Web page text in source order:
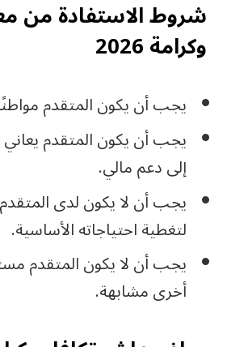
شروط الاستفادة من
وكرامة 2026
يجب أن يكون المتقدم
يجب أن يكون المتقدم يعاني
إلى دعم مالي.
يجب أن لا يكون لدى
لتغطية احتياجاته الأساسية.
يجب أن لا يكون المتقدم
أخرى مشابهة.